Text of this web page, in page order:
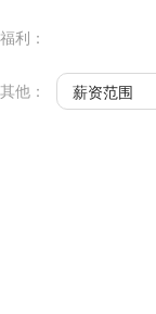
福利：
其他： 薪资范围